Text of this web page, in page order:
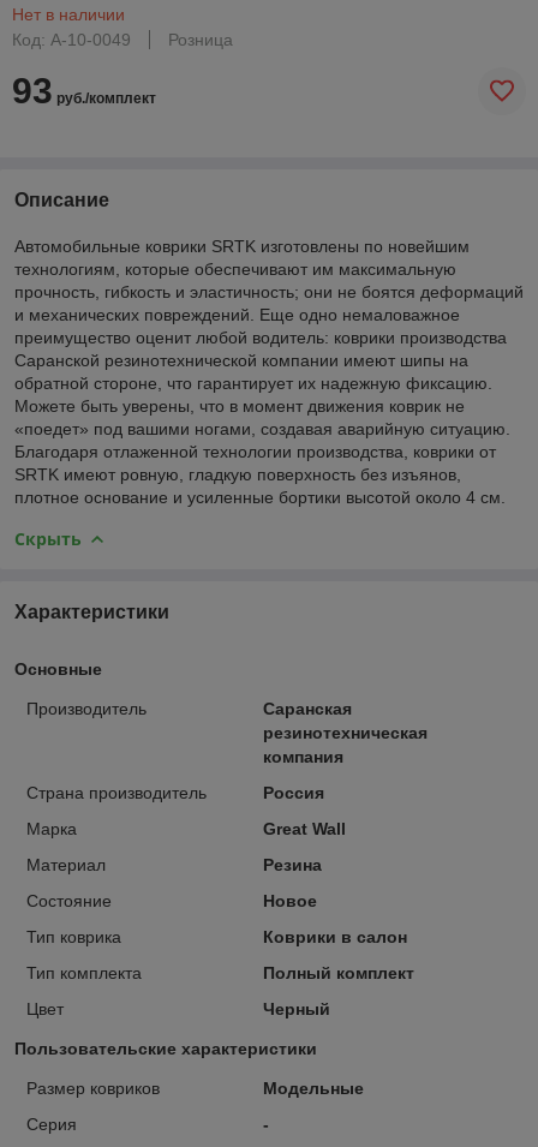
Нет в наличии
Код: A-10-0049
Розница
93 руб./комплект
Описание
Автомобильные коврики SRTK изготовлены по новейшим
технологиям, которые обеспечивают им максимальную
прочность, гибкость и эластичность; они не боятся деформаций
и механических повреждений. Еще одно немаловажное
преимущество оценит любой водитель: коврики производства
Саранской резинотехнической компании имеют шипы на
обратной стороне, что гарантирует их надежную фиксацию.
Можете быть уверены, что в момент движения коврик не
«поедет» под вашими ногами, создавая аварийную ситуацию.
Благодаря отлаженной технологии производства, коврики от
SRTK имеют ровную, гладкую поверхность без изъянов,
плотное основание и усиленные бортики высотой около 4 см.
Скрыть
Характеристики
Основные
Производитель
Саранская
резинотехническая
компания
Страна производитель
Россия
Марка
Great Wall
Материал
Резина
Состояние
Новое
Тип коврика
Коврики в салон
Тип комплекта
Полный комплект
Цвет
Черный
Пользовательские характеристики
Размер ковриков
Модельные
Серия
-